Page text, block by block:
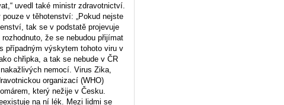
uvedl také ministr zdravotnictví.
v těhotenství: „Pokud nejste
tak se v podstatě projevuje
že se nebudou přijímat
případným výskytem tohoto viru v
chřipka, a tak se nebude v ČR
nemocí. Virus Zika,
organizací (WHO)
který nežije v Česku.
na ní lék. Mezi lidmi se